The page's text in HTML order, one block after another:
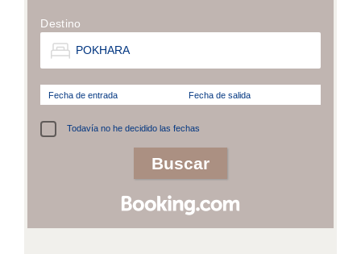
Destino
Fecha de entrada Fecha de salida
Todavía no he decidido las fechas